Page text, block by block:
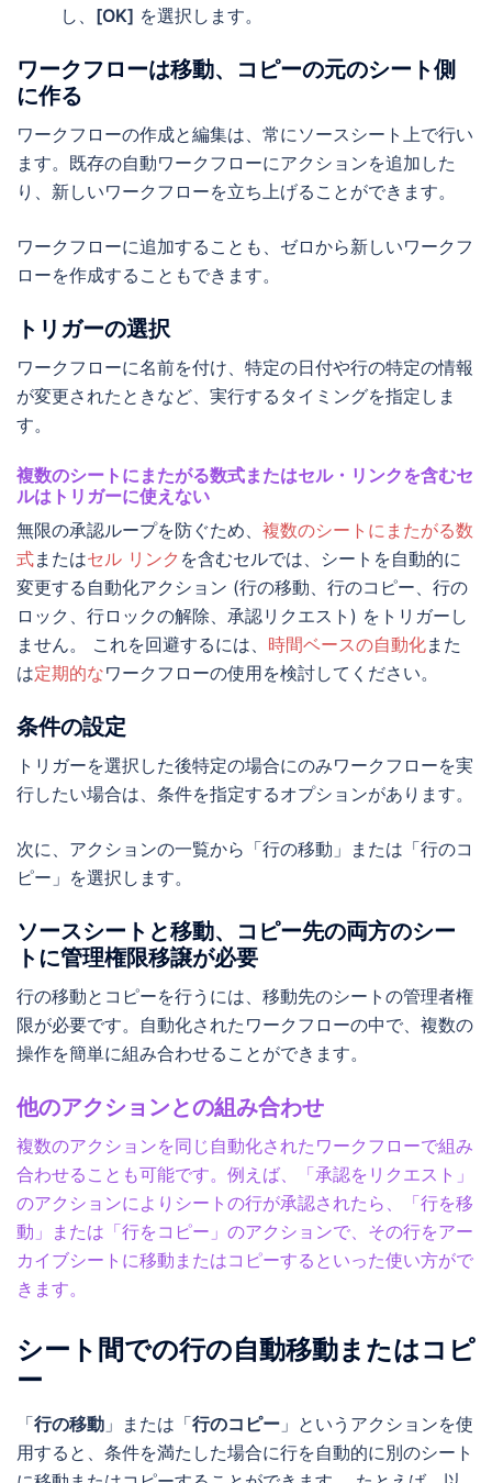
し、 [OK] を選択します。
ワークフローは移動、コピーの元のシート側
に作る
ワークフローの作成と編集は、常にソースシート上で行い
ます。既存の自動ワークフローにアクションを追加した
り、新しいワークフローを立ち上げることができます。
ワークフローに追加することも、ゼロから新しいワークフ
ローを作成することもできます。
トリガーの選択
ワークフローに名前を付け、特定の日付や行の特定の情報
が変更されたときなど、実行するタイミングを指定しま
す。
複数のシートにまたがる数式またはセル・リンクを含むセ
ルはトリガーに使えない
無限の承認ループを防ぐため、 複数のシートにまたがる数
式またはセル リンク を含むセルでは、シートを自動的に
変更する自動化アクション (行の移動、行のコピー、行の
ロック、行ロックの解除、承認リクエスト) をトリガーし
ません。 これを回避するには、 時間ベースの自動化また
は定期的なワークフローの使用を検討してください。
条件の設定
トリガーを選択した後特定の場合にのみワークフローを実
行したい場合は、条件を指定するオプションがあります。
次に、アクションの一覧から「行の移動」または「行のコ
ピー」を選択します。
ソースシートと移動、コピー先の両方のシー
トに管理権限移譲が必要
行の移動とコピーを行うには、移動先のシートの管理者権
限が必要です。自動化されたワークフローの中で、複数の
操作を簡単に組み合わせることができます。
他のアクションとの組み合わせ
複数のアクションを同じ自動化されたワークフローで組み
合わせることも可能です。例えば、「承認をリクエスト」
のアクションによりシートの行が承認されたら、「行を移
動」または「行をコピー」のアクションで、その行をアー
カイブシートに移動またはコピーするといった使い方がで
きます。
シート間での行の自動移動またはコピ
ー
「行の移動 」または「行のコピー 」というアクションを使
用すると、条件を満たした場合に行を自動的に別のシート